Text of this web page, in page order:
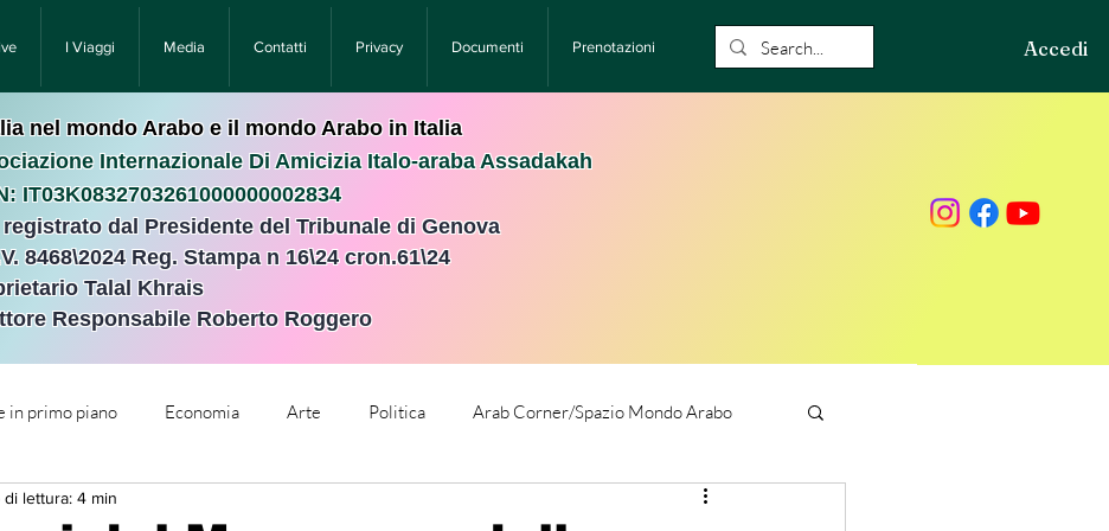
I Viaggi Media Contatti Privacy Documenti Prenotazioni Accedi
nel mondo Arabo e il mondo Arabo in Italia
Internazionale Di Amicizia Italo-araba Assadakah
IT03K0832703261000000002834
dal Presidente del Tribunale di Genova
8468\2024 Reg. Stampa n 16\24 cron.61\24
Talal Khrais
Responsabile Roberto Roggero
in primo piano Economia Arte Politica Arab Corner/Spazio Mondo Arabo
Comunicati Stampa
di lettura: 4 min